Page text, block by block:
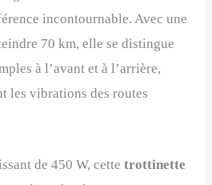
incontournable. Avec une
70 km, elle se distingue
à l’avant et à l’arrière,
les vibrations des routes
de 450 W, cettetrottinette